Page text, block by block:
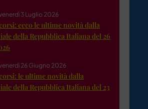
3 Luglio 2026
ecco le ultime novità dalla
della Repubblica Italiana del 26
26 Giugno 2026
le ultime novità dalla
della Repubblica Italiana del 23